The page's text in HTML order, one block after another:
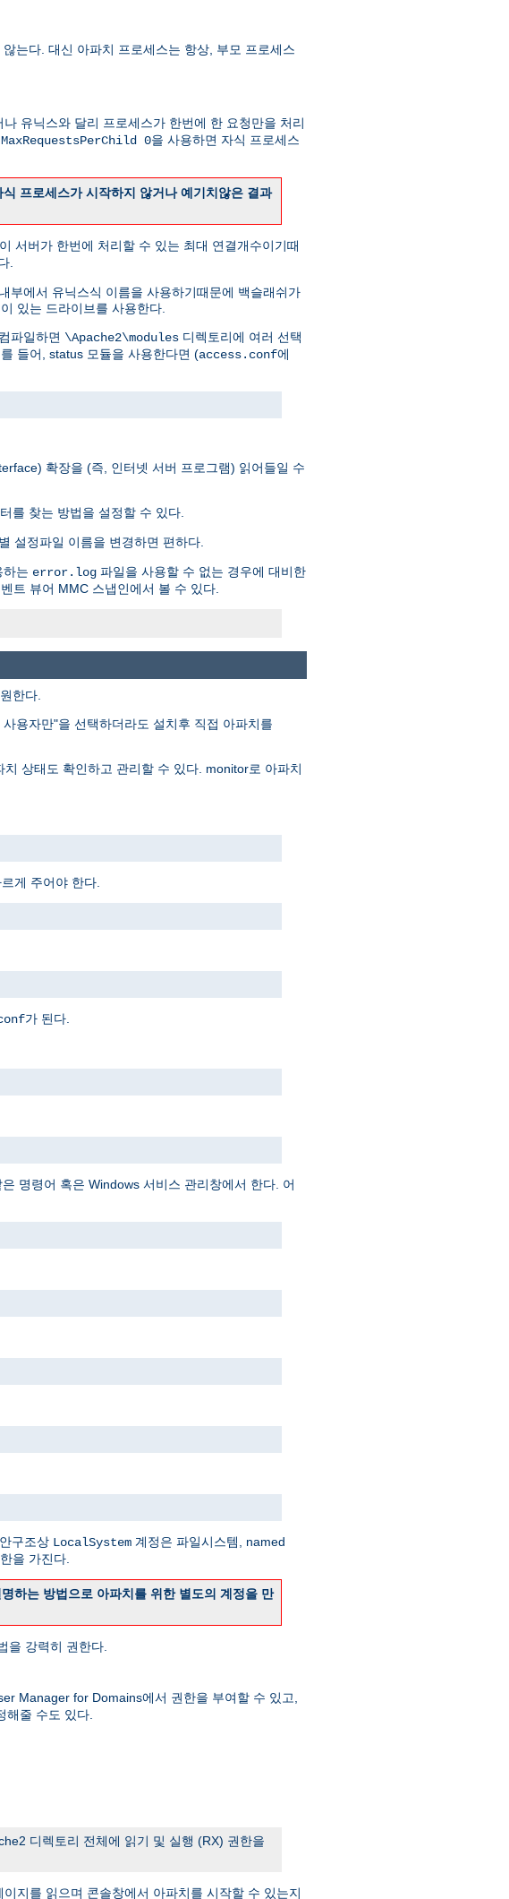
는다. 대신 아파치 프로세스는 항상, 부모 프로세스
유닉스와 달리 프로세스가 한번에 한 요청만을 처리
MaxRequestsPerChild 0을 사용하면 자식 프로세스
프로세스가 시작하지 않거나 예기치않은 결과
서버가 한번에 처리할 수 있는 최대 연결개수이기때
.
부에서 유닉스식 이름을 사용하기때문에 백슬래쉬가
있는 드라이브를 사용한다.
파일하면 \Apache2\modules 디렉토리에 여러 선택
들어, status 모듈을 사용한다면 (access.conf에
확장을 (즉, 인터넷 서버 프로그램) 읽어들일 수
를 찾는 방법을 설정할 수 있다.
설정파일 이름을 변경하면 편하다.
하는 error.log 파일을 사용할 수 없는 경우에 대비한
트 뷰어 MMC 스냅인에서 볼 수 있다.
한다.
용자만"을 선택하더라도 설치후 직접 아파치를
상태도 확인하고 관리할 수 있다. monitor로 아파치
게 주어야 한다.
가 된다.
은 명령어 혹은 Windows 서비스 관리창에서 한다. 어
구조상 LocalSystem 계정은 파일시스템, named
을 가진다.
하는 방법으로 아파치를 위한 별도의 계정을 만
을 강력히 권한다.
Manager for Domains에서 권한을 부여할 수 있고,
해줄 수도 있다.
디렉토리 전체에 읽기 및 실행 (RX) 권한을
지를 읽으며 콘솔창에서 아파치를 시작할 수 있는지